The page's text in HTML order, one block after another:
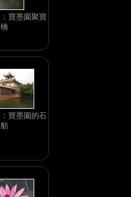
寶墨園聚寶
橋
寶墨園的石
舫